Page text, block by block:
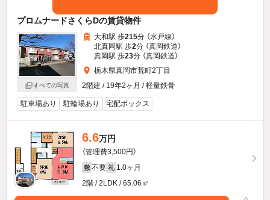
プロムナードさくらDの賃貸物件
すべての写真
大和駅 歩215分 （水戸線）
北真岡駅 歩2分 （真岡鉄道）
真岡駅 歩23分 （真岡鉄道）
栃木県真岡市荒町2丁目
2階建 / 19年2ヶ月 / 軽量鉄骨
駐車場あり 駐輪場あり 宅配ボックス
6.6万円
（管理費3,500円）
敷 不要 礼 1.0ヶ月
2階 / 2LDK / 65.06㎡